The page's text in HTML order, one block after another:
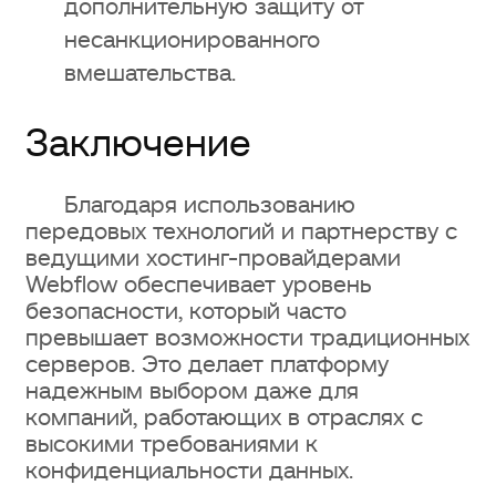
дополнительную защиту от
несанкционированного
вмешательства.
Заключение
Благодаря использованию
передовых технологий и партнерству с
ведущими хостинг-провайдерами
Webflow обеспечивает уровень
безопасности, который часто
превышает возможности традиционных
серверов. Это делает платформу
надежным выбором даже для
компаний, работающих в отраслях с
высокими требованиями к
конфиденциальности данных.